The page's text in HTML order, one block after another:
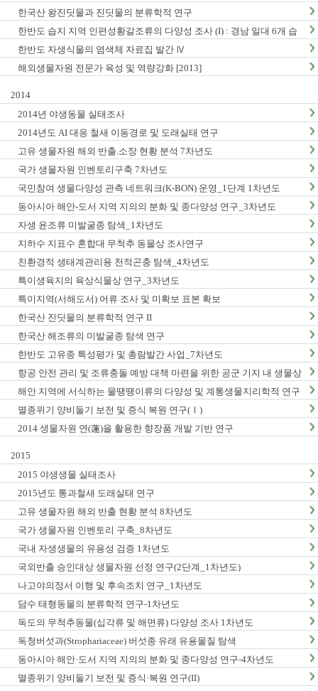
한국산 왕진딧물과 진딧물의 분류학적 연구
한반도 습지 지역 인편성황갈조류의 다양성 조사 (I) : 경남 일대 6개 습
지 지역 조사
한반도 자생식물의 염색체 자료집 발간 Ⅳ
해외생물자원 전문가 육성 및 역량강화 [2013]
2014
2014년 야생동물 실태조사
2014년도 AI 대응 철새 이동경로 및 도래실태 연구
고유 생물자원 해외 반출.소장 현황 분석 7차년도
국가 생물자원 인벤토리구축 7차년도
국민참여 생물다양성 관측 네트워크(K-BON) 운영_1단계 1차년도
동아시아 해안-도서 지역 지의의 분화 및 종다양성 연구_3차년도
자생 윤조류 미발굴종 탐색_1차년도
지하수 지표수 혼합대 무척추 동물상 조사연구
친환경적 생태계관리용 천적곤충 탐색_4차년도
특이생육지의 육상식물상 연구_3차년도
특이지역(서해도서) 어류 조사 및 미확보 표본 확보
한국산 진딧물의 분류학적 연구 II
한국산 해조류의 미발굴종 탐색 연구
한반도 고유종 특성평가 및 총람발간 사업_7차년도
항공 안전 관리 및 조류충돌 예방 대책 마련을 위한 공군 기지 내 생물상
조사_1차년도
해안 지역에 서식하는 물땡땡이류의 다양성 및 계통생물지리학적 연구
_1차년도
멸종위기 양비둘기 보전 및 증식 복원 연구(Ⅰ)
2014 생물자원 연(蓮)을 활용한 향장품 개발 기반 연구
2015
2015 야생생물 실태조사
2015년도 통과철새 도래실태 연구
고유 생물자원 해외 반출 현황 분석 8차년도
국가 생물자원 인벤토리 구축_8차년도
국내 자생생물의 유용성 검증 1차년도
국외반출 승인대상 생물자원 선정 연구(2단계_1차년도)
나고야의정서 이행 및 후속조치 연구_1차년도
담수 태형동물의 분류학적 연구-1차년도
독도의 무척추동물(십각류 및 해면류) 다양성 조사 1차년도
독청버섯과(Strophariaceae) 버섯종 유래 유용물질 탐색
동아시아 해안·도서 지역 지의의 분화 및 종다양성 연구-4차년도
멸종위기 양비둘기 보전 및 증식·복원 연구(II)